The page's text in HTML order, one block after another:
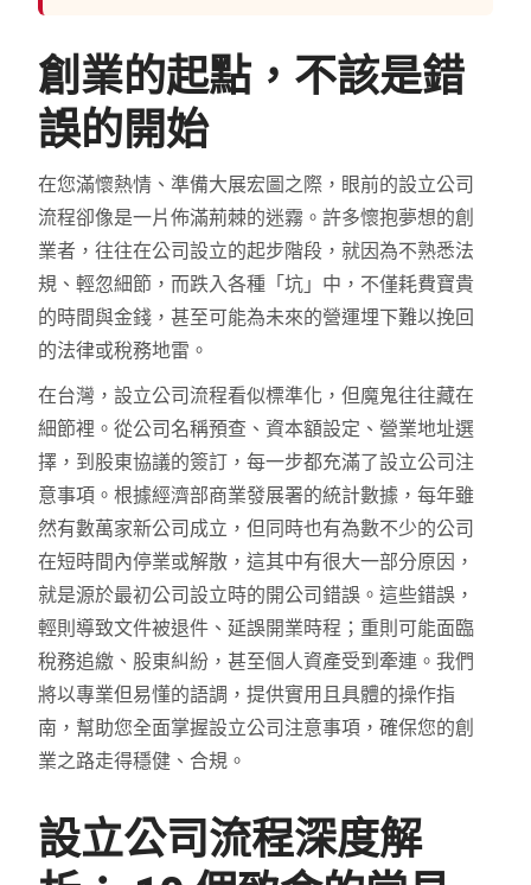
創業的起點，不該是錯
誤的開始
在您滿懷熱情、準備大展宏圖之際，眼前的設立公司
流程卻像是一片佈滿荊棘的迷霧。許多懷抱夢想的創
業者，往往在公司設立的起步階段，就因為不熟悉法
規、輕忽細節，而跌入各種「坑」中，不僅耗費寶貴
的時間與金錢，甚至可能為未來的營運埋下難以挽回
的法律或稅務地雷。
在台灣，設立公司流程看似標準化，但魔鬼往往藏在
細節裡。從公司名稱預查、資本額設定、營業地址選
擇，到股東協議的簽訂，每一步都充滿了設立公司注
意事項。根據經濟部商業發展署的統計數據，每年雖
然有數萬家新公司成立，但同時也有為數不少的公司
在短時間內停業或解散，這其中有很大一部分原因，
就是源於最初公司設立時的開公司錯誤。這些錯誤，
輕則導致文件被退件、延誤開業時程；重則可能面臨
稅務追繳、股東糾紛，甚至個人資產受到牽連。我們
將以專業但易懂的語調，提供實用且具體的操作指
南，幫助您全面掌握設立公司注意事項，確保您的創
業之路走得穩健、合規。
設立公司流程深度解